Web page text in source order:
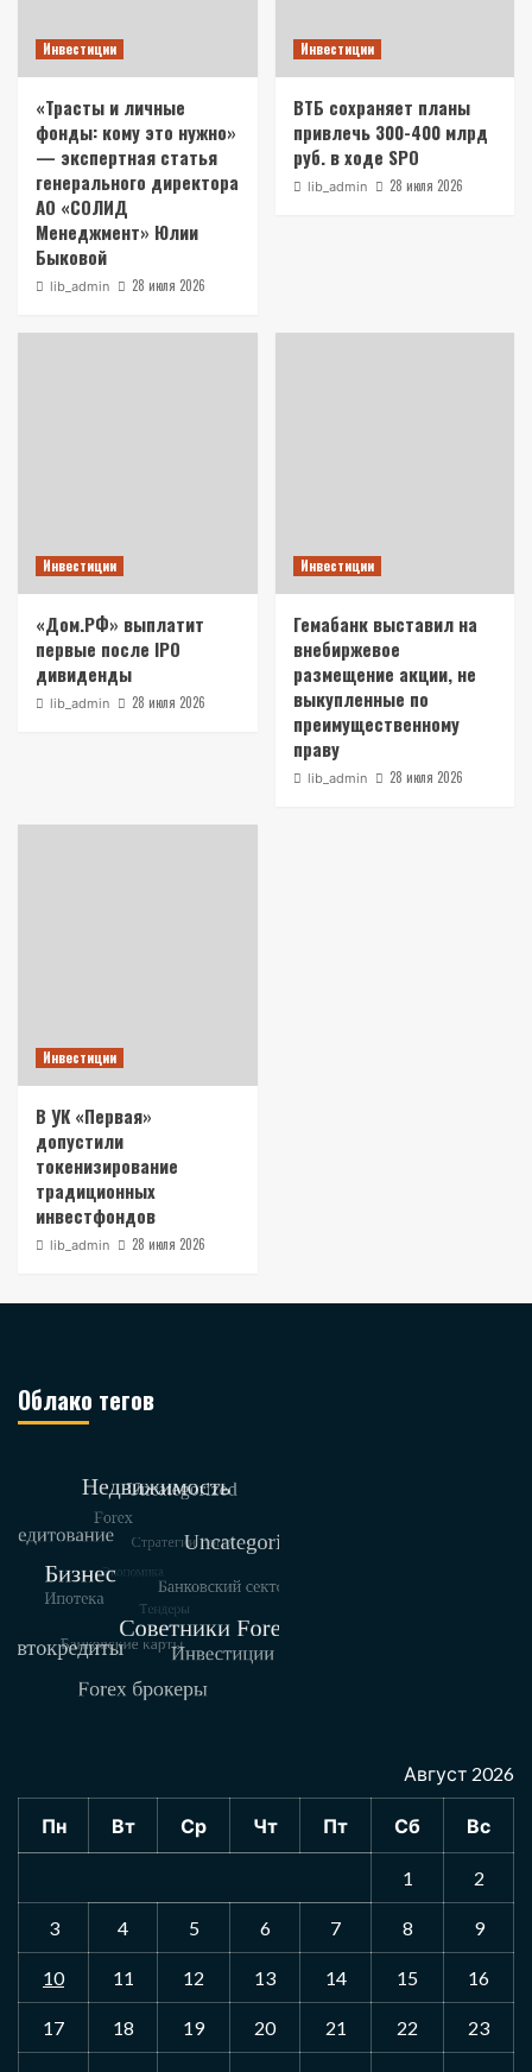
Инвестиции
«Трасты и личные
фонды: кому это нужно»
— экспертная статья
генерального директора
АО «СОЛИД
Менеджмент» Юлии
Быковой
lib_admin 28 июля 2026
Инвестиции
ВТБ сохраняет планы
привлечь 300-400 млрд
руб. в ходе SPO
lib_admin 28 июля 2026
Инвестиции
«Дом.РФ» выплатит
первые после IPO
дивиденды
lib_admin 28 июля 2026
Инвестиции
Гемабанк выставил на
внебиржевое
размещение акции, не
выкупленные по
преимущественному
праву
lib_admin 28 июля 2026
Инвестиции
В УК «Первая»
допустили
токенизирование
традиционных
инвестфондов
lib_admin 28 июля 2026
Облако тегов
Август 2026
Пн Вт Ср Чт Пт Сб Вс
1 2
3 4 5 6 7 8 9
10 11 12 13 14 15 16
17 18 19 20 21 22 23